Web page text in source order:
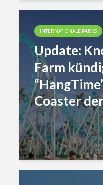
INTERNATIONALE PARKS
Update:
Farm
Coaster